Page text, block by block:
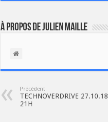
À propos de Julien Maille
Précédent
TECHNOVERDRIVE 27.10.18
21H